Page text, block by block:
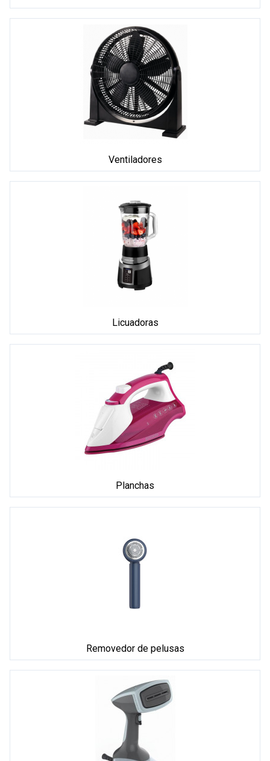
Ventiladores
Licuadoras
Planchas
Removedor de pelusas